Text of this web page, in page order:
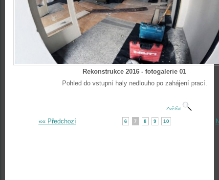
Rekonstrukce 2016 - fotogalerie 01
Pohled do vstupní haly nedlouho po zahájení prací.
Zvětšit
«« Předchozí 6 7 8 9 10